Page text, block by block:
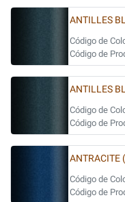
ANTILLES
Código de
Código de
ANTILLES
Código de
Código de
ANTRACITE
Código de
Código de